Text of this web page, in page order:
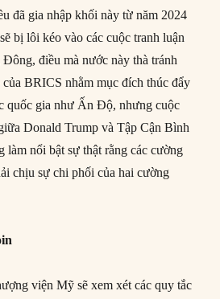
đã gia nhập khối này từ năm 2024
bị lôi kéo vào các cuộc tranh luận
điều mà nước này thà tránh
BRICS nhằm mục đích thúc đẩy
quốc gia như Ấn Độ, nhưng cuộc
Donald Trump và Tập Cận Bình
làm nổi bật sự thật rằng các cường
chịu sự chi phối của hai cường
viện Mỹ sẽ xem xét các quy tắc